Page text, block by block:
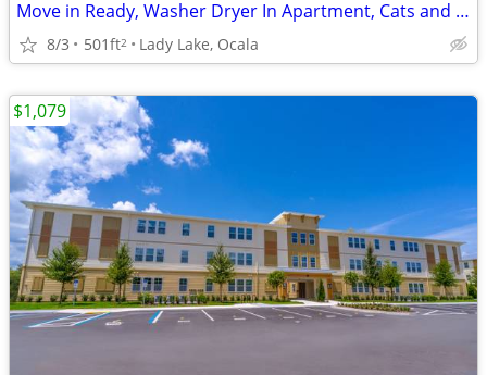
Move in Ready, Washer Dryer In Apartment, Cats and Dogs OK
8/3 501ft2 Lady Lake, Ocala
$1,079